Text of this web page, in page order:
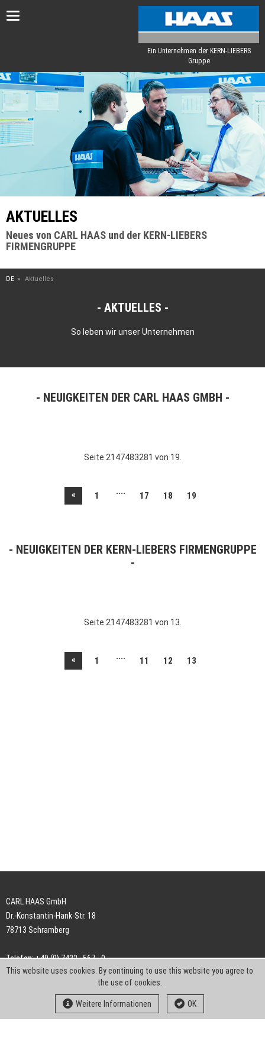
Toggle
Ein Unternehmen der KERN-LIEBERS
Gruppe
AKTUELLES
Neues von CARL HAAS und der KERN-LIEBERS
FIRMENGRUPPE
DE Aktuelles
AKTUELLES
So leben wir unser Unternehmen
NEUIGKEITEN DER CARL HAAS GMBH
Seite 2147483281 von 19.
« 1 .... 17 18 19
NEUIGKEITEN DER KERN-LIEBERS FIRMENGRUPPE
Seite 2147483281 von 13.
« 1 .... 11 12 13
CARL HAAS GmbH
Dr.-Konstantin-Hank-Str. 18
78713 Schramberg
Telefon: +49 (0) 7422 . 567 - 0
Telefax: +49 (0) 7422 . 567 - 239
info-ch@kern-liebers.com
This website uses cookies. By continuing to use this website you agree to
the use of cookies.
Weitere Informationen OK